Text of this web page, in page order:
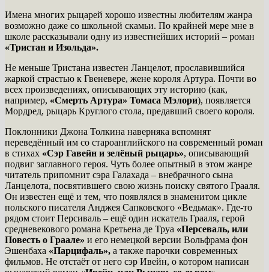
Имена многих рыцарей хорошо известны любителям жанра
возможно даже со школьной скамьи. По крайней мере мне в
школе рассказывали одну из известнейших историй – роман
«Тристан и Изольда».
Не меньше Тристана известен Ланцелот, прославившийся
жаркой страстью к Гвеневере, жене короля Артура. Почти во
всех произведениях, описывающих эту историю (как,
например, «Смерть Артура» Томаса Мэлори), появляется
Мордред, рыцарь Круглого стола, предавший своего короля.
Поклонники Джона Толкина наверняка вспомнят
переведённый им со староанглийского на современный роман
в стихах «Сэр Гавейн и зелёный рыцарь», описывающий
подвиг заглавного героя. Чуть более опытный в этом жанре
читатель припомнит сэра Галахада – внебрачного сына
Ланцелота, посвятившего свою жизнь поиску святого Грааля.
Он известен ещё и тем, что появлялся в знаменитом цикле
польского писателя Анджея Сапковского «Ведьмак». Где-то
рядом стоит Персиваль – ещё один искатель Грааля, герой
средневекового романа Кретьена де Труа «Персеваль, или
Повесть о Граале» и его немецкой версии Вольфрама фон
Эшенбаха «Парцифаль», а также парочки современных
фильмов. Не отстаёт от него сэр Ивейн, о котором написан